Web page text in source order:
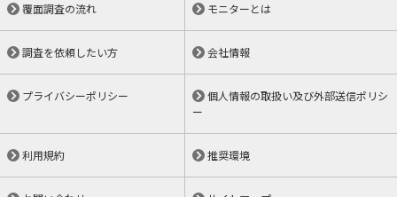
覆面調査の流れ モニターとは
調査を依頼したい方 会社情報
プライバシーポリシー
個人情報の取扱い及び外部送信ポリシ
ー
利用規約 推奨環境